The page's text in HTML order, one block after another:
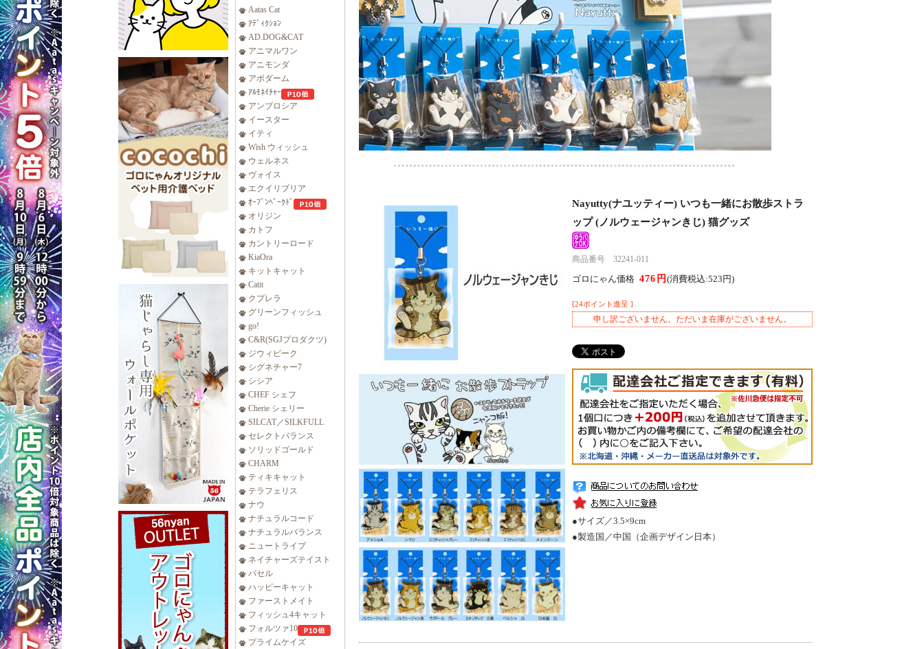
Aatas Cat
ｱﾃﾞｨｸｼｮﾝ
AD.DOG&CAT
アニマルワン
アニモンダ
アボダーム
ｱﾙﾓﾈｲﾁｬｰ
アンブロシア
イースター
イティ
Wish ウィッシュ
ウェルネス
ヴォイス
エクイリブリア
ｵｰﾌﾞﾝﾍﾞｰｸﾄﾞ
オリジン
カトフ
カントリーロード
KiaOra
キットキャット
Catit
クプレラ
グリーンフィッシュ
go!
C&R(SGJプロダクツ)
ジウィピーク
シグネチャー7
シシア
CHEF シェフ
Cherie シェリー
SILCAT／SILKFULL
セレクトバランス
ソリッドゴールド
CHARM
ティキキャット
テラフェリス
ナウ
ナチュラルコード
ナチュラルバランス
ニュートライプ
ネイチャーズテイスト
バセル
ハッピーキャット
ファーストメイト
フィッシュ4キャット
フォルツァ10
プライムケイズ
Nayutty(ナユッティー) いつも一緒にお散歩ストラ
ップ (ノルウェージャンきじ) 猫グッズ
商品番号 32241-011
ゴロにゃん価格 476円(消費税込:523円)
[24ポイント進呈 ]
申し訳ございません。ただいま在庫がございません。
●サイズ／3.5×9cm
●製造国／中国（企画デザイン日本）